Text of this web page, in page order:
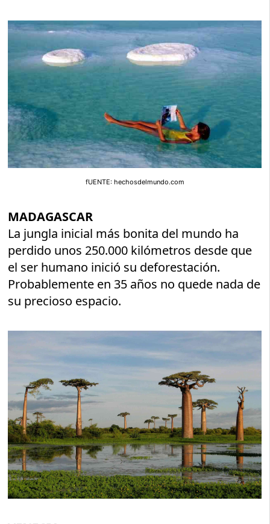
fUENTE: hechosdelmundo.com
MADAGASCAR
La jungla inicial más bonita del mundo ha
perdido unos 250.000 kilómetros desde que
el ser humano inició su deforestación.
Probablemente en 35 años no quede nada de
su precioso espacio.